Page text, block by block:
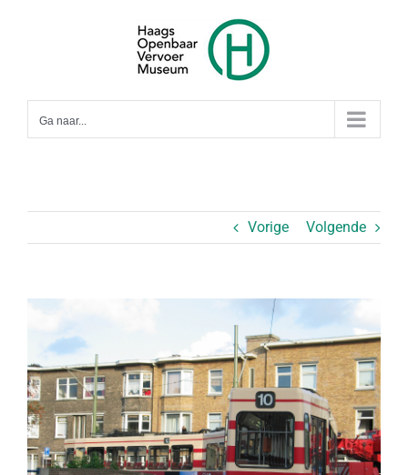
Ga naar...
Vorige Volgende
Bekijk
grotere
afbeelding